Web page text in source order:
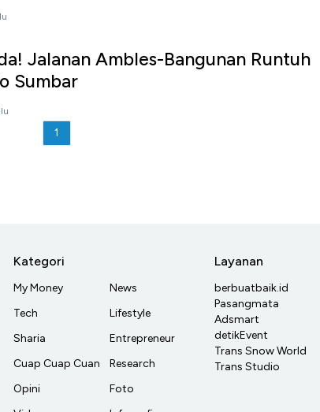
Jalanan Ambles-Bangunan Runtuh
Sumbar
1
Kategori
My Money
Tech
Sharia
Cuap Cuap Cuan
Opini
News
Lifestyle
Entrepreneur
Research
Foto
Layanan
berbuatbaik.id
Pasangmata
Adsmart
detikEvent
Trans Snow World
Trans Studio